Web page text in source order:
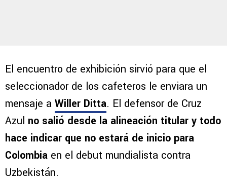
El encuentro de exhibición sirvió para que el
seleccionador de los cafeteros le enviara un
mensaje a Willer Ditta. El defensor de Cruz
Azul no salió desde la alineación titular y todo
hace indicar que no estará de inicio para
Colombia en el debut mundialista contra
Uzbekistán.